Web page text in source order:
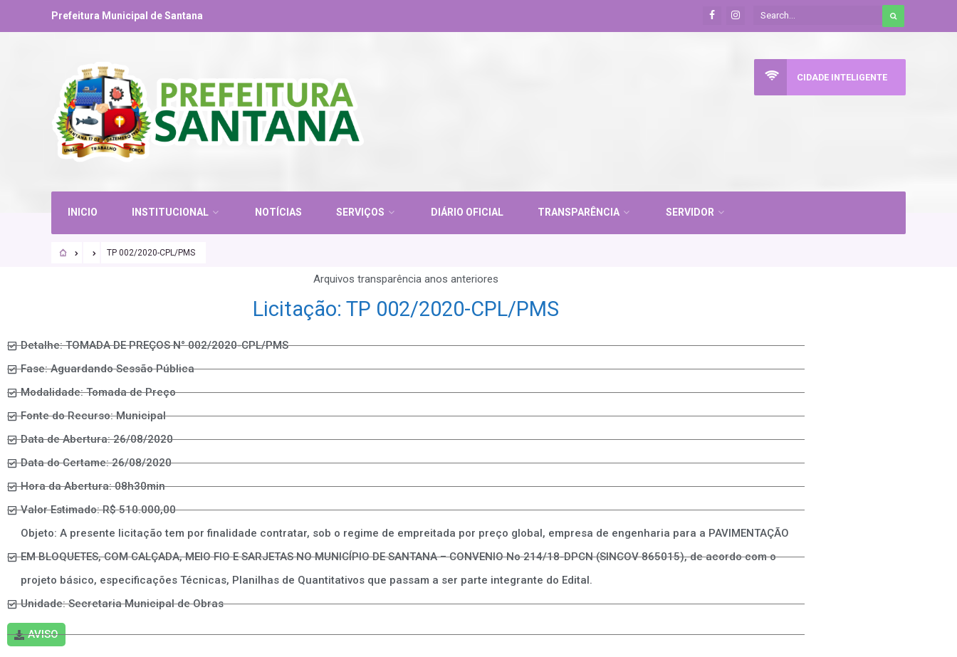
Prefeitura Municipal de Santana
INICIO INSTITUCIONAL NOTÍCIAS SERVIÇOS DIÁRIO OFICIAL TRANSPARÊNCIA SERVIDOR
CIDADE INTELIGENTE
TP 002/2020-CPL/PMS
Arquivos transparência anos anteriores
Licitação: TP 002/2020-CPL/PMS
Detalhe: TOMADA DE PREÇOS N° 002/2020-CPL/PMS
Fase: Aguardando Sessão Pública
Modalidade: Tomada de Preço
Fonte do Recurso: Municipal
Data de Abertura: 26/08/2020
Data do Certame: 26/08/2020
Hora da Abertura: 08h30min
Valor Estimado: R$ 510.000,00
Objeto: A presente licitação tem por finalidade contratar, sob o regime de empreitada por preço global, empresa de engenharia para a PAVIMENTAÇÃO
EM BLOQUETES, COM CALÇADA, MEIO FIO E SARJETAS NO MUNICÍPIO DE SANTANA – CONVENIO No 214/18-DPCN (SINCOV 865015), de acordo com o
projeto básico, especificações Técnicas, Planilhas de Quantitativos que passam a ser parte integrante do Edital.
Unidade: Secretaria Municipal de Obras
AVISO